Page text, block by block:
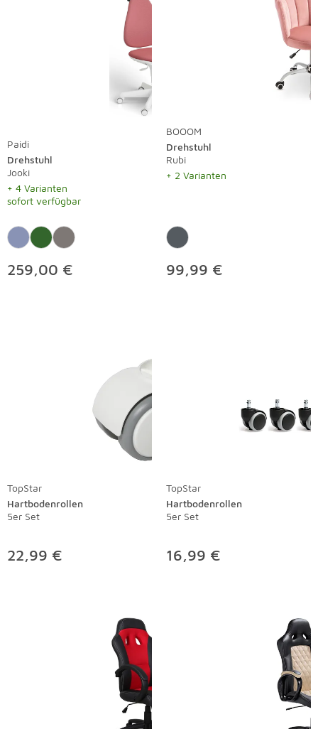
Paidi
Drehstuhl
Jooki
+ 4 Varianten
sofort verfügbar
259,00 €
BOOOM
Drehstuhl
Rubi
+ 2 Varianten
99,99 €
TopStar
Hartbodenrollen
5er Set
22,99 €
TopStar
Hartbodenrollen
5er Set
16,99 €